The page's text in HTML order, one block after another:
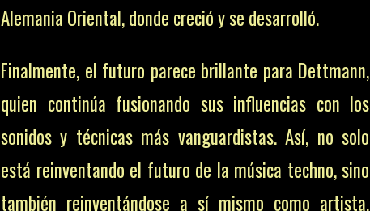
Alemania Oriental, donde creció y se desarrolló.
Finalmente, el futuro parece brillante para Dettmann,
quien continúa fusionando sus influencias con los
sonidos y técnicas más vanguardistas. Así, no solo
está reinventando el futuro de la música techno, sino
también reinventándose a sí mismo como artista,